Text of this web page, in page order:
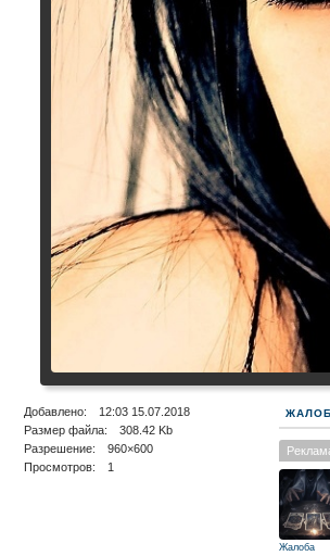
Добавлено: 12:03 15.07.2018
Размер файла: 308.42 Kb
Разрешение: 960×600
Просмотров: 1
Жалоба